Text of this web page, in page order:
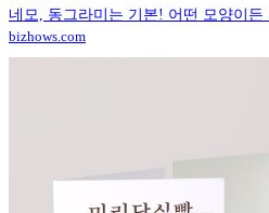
네모, 동그라미는 기본! 어떤 모양이든
bizhows.com